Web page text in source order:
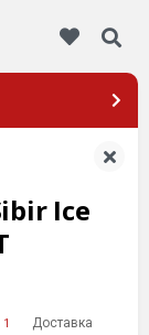
Ice
1 Доставка